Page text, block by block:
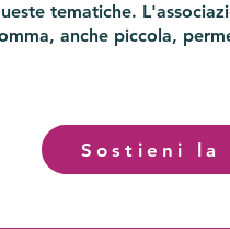
tematiche.
anche piccola,
Sostieni